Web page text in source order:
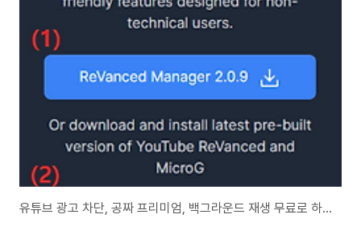
하면 더욱 합리적인 여행이 가능합니다.📊 1박 2일 여행 기준 예상 경비 비교
항목일반 여행 비용 (평균)대한민국 숙박세일 페스타 적용 후절감 효과숙박비
(2인 기준)200,000원100,000원 (50% 할인)-100,000원교통비 (KTX,
유튜브 광고 차단, 공짜 프리미엄, 백그라운드 재생 무료로 하는 법